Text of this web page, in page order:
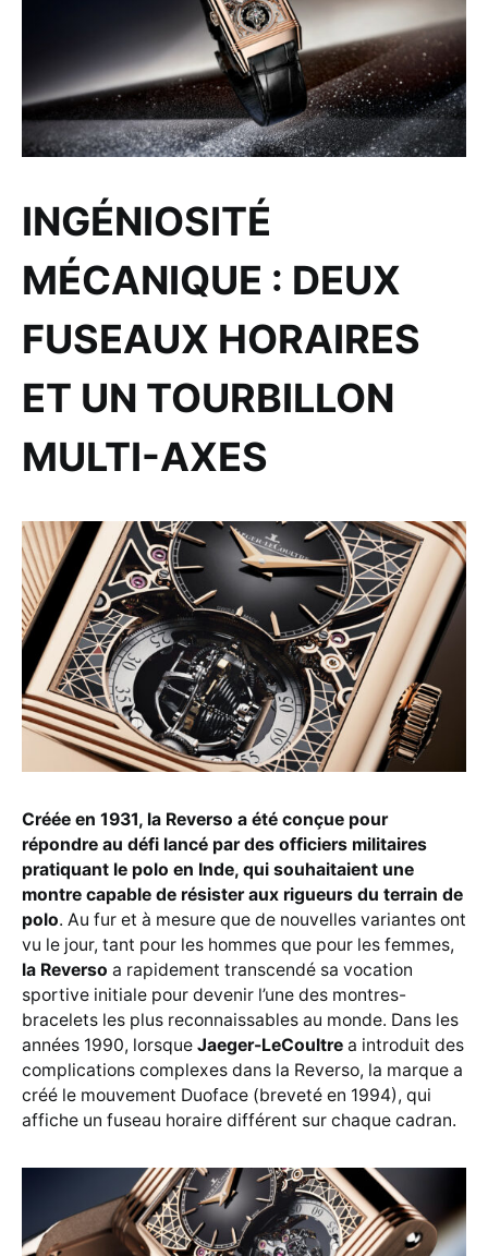
INGÉNIOSITÉ
MÉCANIQUE : DEUX
FUSEAUX HORAIRES
ET UN TOURBILLON
MULTI-AXES
Créée en 1931, la Reverso a été conçue pour
répondre au défi lancé par des officiers militaires
pratiquant le polo en Inde, qui souhaitaient une
montre capable de résister aux rigueurs du terrain de
polo. Au fur et à mesure que de nouvelles variantes ont
vu le jour, tant pour les hommes que pour les femmes,
la Reverso a rapidement transcendé sa vocation
sportive initiale pour devenir l’une des montres-
bracelets les plus reconnaissables au monde. Dans les
années 1990, lorsque Jaeger-LeCoultre a introduit des
complications complexes dans la Reverso, la marque a
créé le mouvement Duoface (breveté en 1994), qui
affiche un fuseau horaire différent sur chaque cadran.